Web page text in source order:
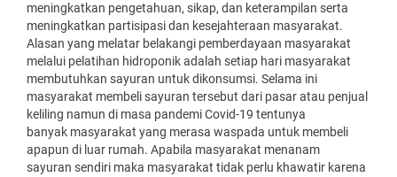
meningkatkan pengetahuan, sikap, dan keterampilan serta
meningkatkan partisipasi dan kesejahteraan masyarakat.
Alasan yang melatar belakangi pemberdayaan masyarakat
melalui pelatihan hidroponik adalah setiap hari masyarakat
membutuhkan sayuran untuk dikonsumsi. Selama ini
masyarakat membeli sayuran tersebut dari pasar atau penjual
keliling namun di masa pandemi Covid-19 tentunya
banyak masyarakat yang merasa waspada untuk membeli
apapun di luar rumah. Apabila masyarakat menanam
sayuran sendiri maka masyarakat tidak perlu khawatir karena